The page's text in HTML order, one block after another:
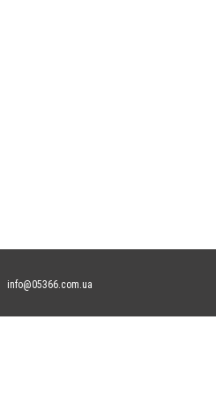
info@05366.com.ua